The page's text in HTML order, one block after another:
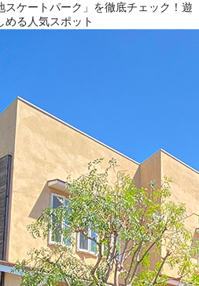
スケートパーク」を徹底チェック！遊
める人気スポット